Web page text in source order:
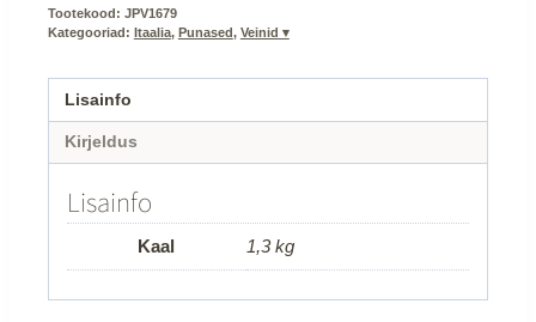
kogus
Tootekood: JPV1679
Kategooriad: Itaalia, Punased, Veinid ▾
Lisainfo
Kirjeldus
Lisainfo
Kaal 1,3 kg